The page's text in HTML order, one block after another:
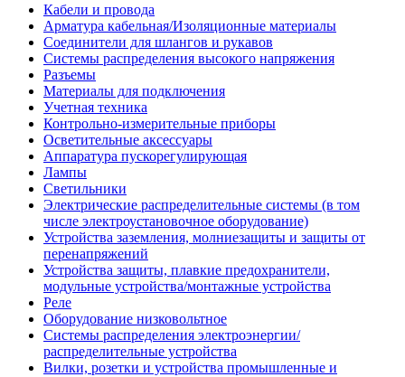
Кабели и провода
Арматура кабельная/Изоляционные материалы
Соединители для шлангов и рукавов
Системы распределения высокого напряжения
Разъемы
Материалы для подключения
Учетная техника
Контрольно-измерительные приборы
Осветительные аксессуары
Аппаратура пускорегулирующая
Лампы
Светильники
Электрические распределительные системы (в том
числе электроустановочное оборудование)
Устройства заземления, молниезащиты и защиты от
перенапряжений
Устройства защиты, плавкие предохранители,
модульные устройства/монтажные устройства
Реле
Оборудование низковольтное
Системы распределения электроэнергии/
распределительные устройства
Вилки, розетки и устройства промышленные и